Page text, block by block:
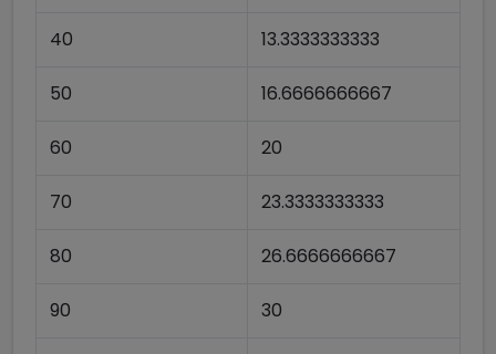
40 13.3333333333
50 16.6666666667
60 20
70 23.3333333333
80 26.6666666667
90 30